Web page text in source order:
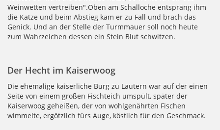
Weinwetten vertreiben".Oben am Schalloche entsprang ihm
die Katze und beim Abstieg kam er zu Fall und brach das
Genick. Und an der Stelle der Turmmauer soll noch heute
zum Wahrzeichen dessen ein Stein Blut schwitzen.
Der Hecht im Kaiserwoog
Die ehemalige kaiserliche Burg zu Lautern war auf der einen
Seite von einem großen Fischteich umspült, später der
Kaiserwoog geheißen, der von wohlgenährten Fischen
wimmelte, ergötzlich fürs Auge, köstlich für den Geschmack.